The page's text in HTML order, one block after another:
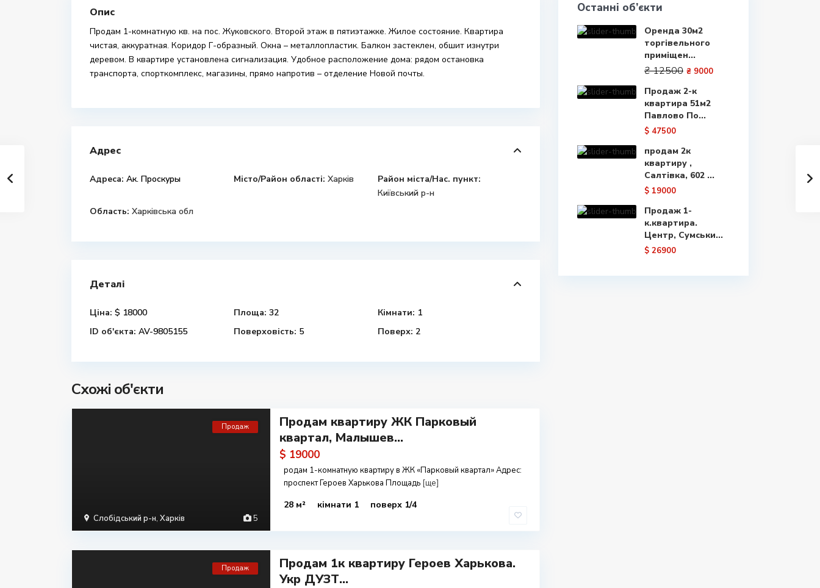
Опис
Продам 1-комнатную кв. на пос. Жуковского. Второй этаж в пятиэтажке. Жилое состояние. Квартира
чистая, аккуратная. Коридор Г-образный. Окна – металлопластик. Балкон застеклен, обшит изнутри
деревом. В квартире установлена сигнализация. Удобное расположение дома: рядом остановка
транспорта, спорткомплекс, магазины, прямо напротив – отделение Новой почты.
Адрес
Адреса: Ак. Проскуры Місто/Район області: Харків
Район міста/Нас. пункт:
Київський р-н
Область: Харківська обл
Деталі
Ціна: $ 18000 Площа: 32 Кімнати: 1
ID об'єкта: AV-9805155 Поверховість: 5 Поверх: 2
Схожі об'єкти
5
Слобідський р-н, Харків
Продаж
Продам квартиру ЖК Парковый
квартал, Малышев...
$ 19000
родам 1-комнатную квартиру в ЖК «Парковый квартал» Адрес:
проспект Героев Харькова Площадь [ще]
28 м² кімнати 1 поверх 1/4
Продаж
Продам 1к квартиру Героев Харькова.
Укр ДУЗТ...
Останні об’єкти
Оренда 30м2
торгівельного
приміщен...
₴ 12500 ₴ 9000
Продаж 2-к
квартира 51м2
Павлово По...
$ 47500
продам 2к
квартиру ,
Салтівка, 602 ...
$ 19000
Продаж 1-
к.квартира.
Центр, Сумськи...
$ 26900